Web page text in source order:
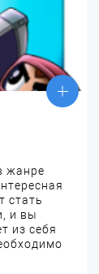
жанре
стать
и вы
из себя